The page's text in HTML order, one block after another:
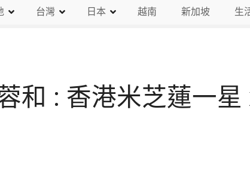
台灣 日本 越南 新加坡 生
和 : 香港米芝蓮一